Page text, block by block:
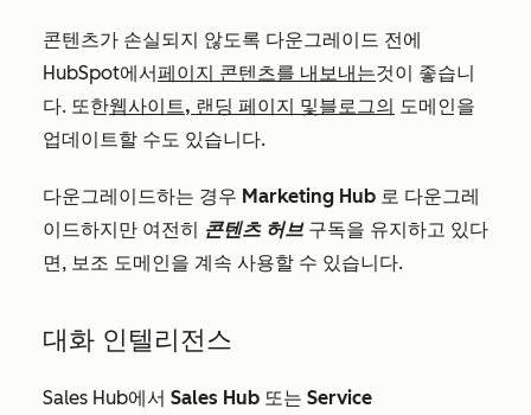
콘텐츠가 손실되지 않도록 다운그레이드 전에
HubSpot에서페이지 콘텐츠를 내보내는것이 좋습니
다. 또한웹사이트, 랜딩 페이지 및블로그의 도메인을
업데이트할 수도 있습니다.
다운그레이드하는 경우 Marketing Hub 로 다운그레
이드하지만 여전히 콘텐츠 허브구독을 유지하고 있다
면, 보조 도메인을 계속 사용할 수 있습니다.
대화 인텔리전스
Sales Hub에서 Sales Hub 또는 Service